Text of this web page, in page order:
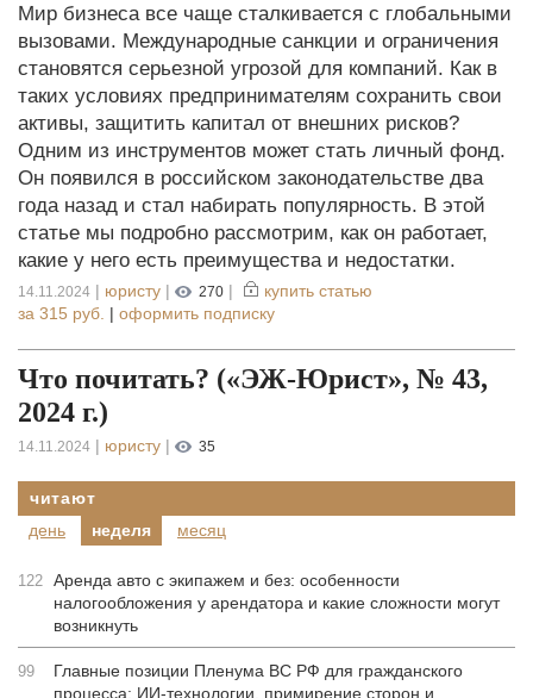
Мир бизнеса все чаще сталкивается с глобальными
вызовами. Международные санкции и ограничения
становятся серьезной угрозой для компаний. Как в
таких условиях предпринимателям сохранить свои
активы, защитить капитал от внешних рисков?
Одним из инструментов может стать личный фонд.
Он появился в российском законодательстве два
года назад и стал набирать популярность. В этой
статье мы подробно рассмотрим, как он работает,
какие у него есть преимущества и недостатки.
14.11.2024 | юристу | 270 |
купить статью
за 315 руб. | оформить подписку
Что почитать? («ЭЖ-Юрист», № 43,
2024 г.)
14.11.2024 | юристу | 35
читают
день
неделя месяц
122 Аренда авто с экипажем и без: особенности
налогообложения у арендатора и какие сложности могут
возникнуть
99
Главные позиции Пленума ВС РФ для гражданского
процесса: ИИ-технологии, примирение сторон и